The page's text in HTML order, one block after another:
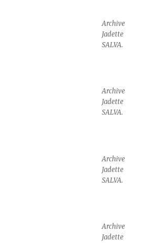
Archive
Jadette
SALVA.
Archive
Jadette
SALVA.
Archive
Jadette
SALVA.
Archive
Jadette